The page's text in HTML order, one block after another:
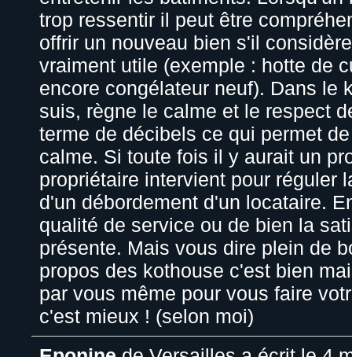
trop ressentir il peut être
offrir un nouveau bien s'il
vraiment utile (exemple : hotte de
encore congélateur neuf). Dans le
suis, règne le calme et le respect
terme de décibels ce qui permet
calme. Si toute fois il y aurait un
propriétaire intervient pour réguler
d'un débordement d'un locataire.
qualité de service ou de bien la
présente. Mais vous dire plein de
propos des kothouse c'est bien
par vous même pour vous faire
c'est mieux ! (selon moi)